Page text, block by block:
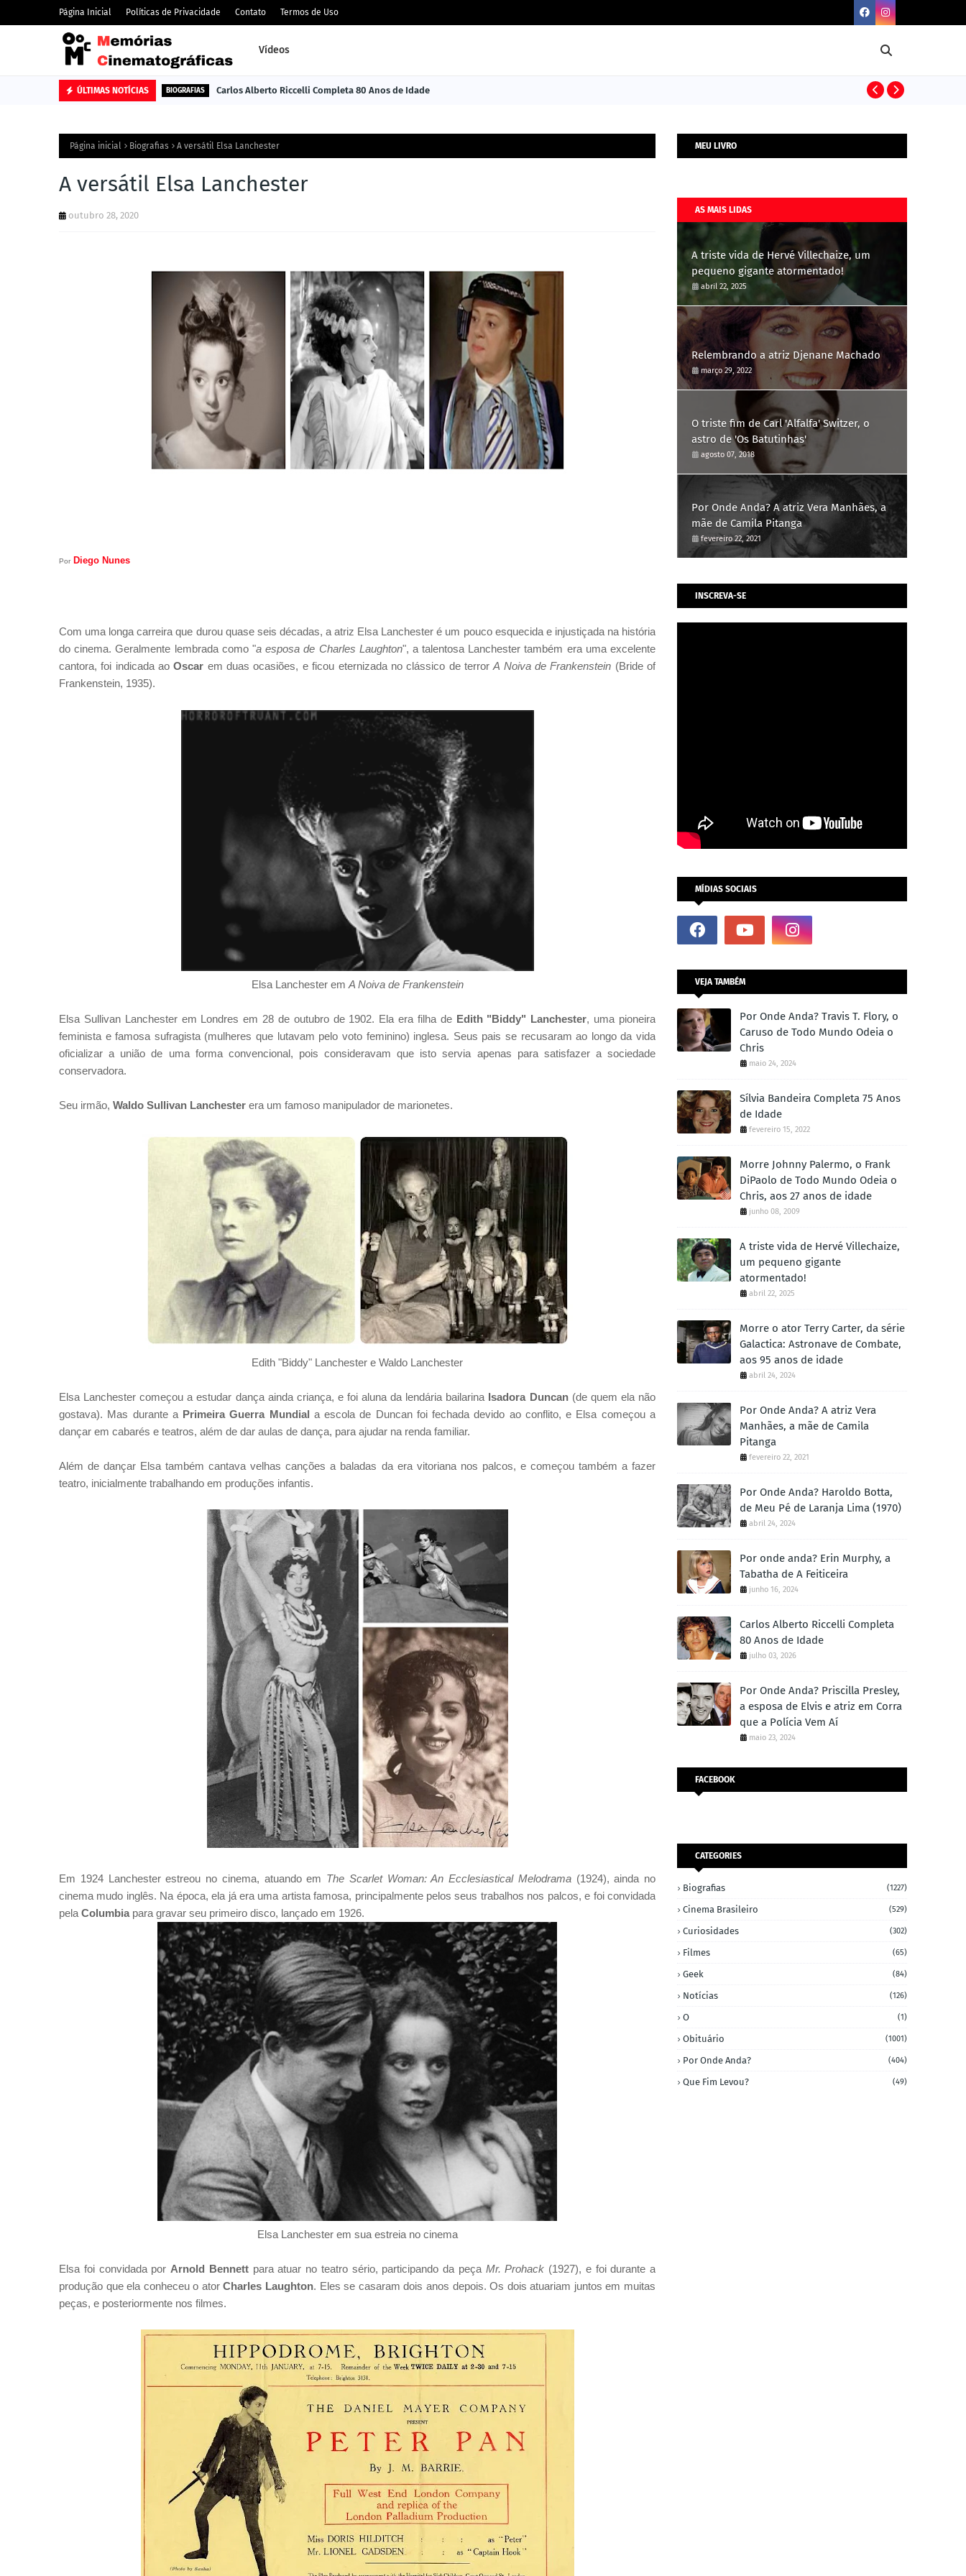
Página Inicial Políticas de Privacidade Contato Termos de Uso
Vídeos
ÚLTIMAS NOTÍCIAS BIOGRAFIAS Carlos Alberto Riccelli Completa 80 Anos de Idade
Página inicial Biografias A versátil Elsa Lanchester
A versátil Elsa Lanchester
outubro 28, 2020
Por Diego Nunes
Com uma longa carreira que durou quase seis décadas, a atriz Elsa Lanchester é um pouco esquecida e injustiçada na história
do cinema. Geralmente lembrada como "a esposa de Charles Laughton", a talentosa Lanchester também era uma excelente
cantora, foi indicada aoOscar em duas ocasiões, e ficou eternizada no clássico de terrorA Noiva de Frankenstein (Bride of
Frankenstein, 1935).
Elsa Lanchester em A Noiva de Frankenstein
Elsa Sullivan Lanchester em Londres em 28 de outubro de 1902. Ela era filha de Edith "Biddy" Lanchester, uma pioneira
feminista e famosa sufragista (mulheres que lutavam pelo voto feminino) inglesa. Seus pais se recusaram ao longo da vida
oficializar a união de uma forma convencional, pois consideravam que isto servia apenas para satisfazer a sociedade
conservadora.
Seu irmão, Waldo Sullivan Lanchester era um famoso manipulador de marionetes.
Edith "Biddy" Lanchester e Waldo Lanchester
Elsa Lanchester começou a estudar dança ainda criança, e foi aluna da lendária bailarina Isadora Duncan(de quem ela não
gostava). Mas durante a Primeira Guerra Mundial a escola de Duncan foi fechada devido ao conflito, e Elsa começou a
dançar em cabarés e teatros, além de dar aulas de dança, para ajudar na renda familiar.
Além de dançar Elsa também cantava velhas canções a baladas da era vitoriana nos palcos, e começou também a fazer
teatro, inicialmente trabalhando em produções infantis.
Em 1924 Lanchester estreou no cinema, atuando em The Scarlet Woman: An Ecclesiastical Melodrama(1924), ainda no
cinema mudo inglês. Na época, ela já era uma artista famosa, principalmente pelos seus trabalhos nos palcos, e foi convidada
pelaColumbiapara gravar seu primeiro disco, lançado em 1926.
Elsa Lanchester em sua estreia no cinema
Elsa foi convidada por Arnold Bennettpara atuar no teatro sério, participando da peça Mr. Prohack (1927), e foi durante a
produção que ela conheceu o atorCharles Laughton. Eles se casaram dois anos depois. Os dois atuariam juntos em muitas
peças, e posteriormente nos filmes.
MEU LIVRO
AS MAIS LIDAS
A triste vida de Hervé Villechaize, um
pequeno gigante atormentado!
abril 22, 2025
Relembrando a atriz Djenane Machado
março 29, 2022
O triste fim de Carl 'Alfalfa' Switzer, o
astro de 'Os Batutinhas'
agosto 07, 2018
Por Onde Anda? A atriz Vera Manhães, a
mãe de Camila Pitanga
fevereiro 22, 2021
INSCREVA-SE
MÍDIAS SOCIAIS
VEJA TAMBÉM
Por Onde Anda? Travis T. Flory, o
Caruso de Todo Mundo Odeia o
Chris
maio 24, 2024
Sílvia Bandeira Completa 75 Anos
de Idade
fevereiro 15, 2022
Morre Johnny Palermo, o Frank
DiPaolo de Todo Mundo Odeia o
Chris, aos 27 anos de idade
junho 08, 2009
A triste vida de Hervé Villechaize,
um pequeno gigante
atormentado!
abril 22, 2025
Morre o ator Terry Carter, da série
Galactica: Astronave de Combate,
aos 95 anos de idade
abril 24, 2024
Por Onde Anda? A atriz Vera
Manhães, a mãe de Camila
Pitanga
fevereiro 22, 2021
Por Onde Anda? Haroldo Botta,
de Meu Pé de Laranja Lima (1970)
abril 24, 2024
Por onde anda? Erin Murphy, a
Tabatha de A Feiticeira
junho 16, 2024
Carlos Alberto Riccelli Completa
80 Anos de Idade
julho 03, 2026
Por Onde Anda? Priscilla Presley,
a esposa de Elvis e atriz em Corra
que a Polícia Vem Aí
maio 23, 2024
FACEBOOK
CATEGORIES
Biografias (1227)
Cinema Brasileiro (529)
Curiosidades (302)
Filmes (65)
Geek (84)
Notícias (126)
O (1)
Obituário (1001)
Por Onde Anda? (404)
Que Fim Levou? (49)